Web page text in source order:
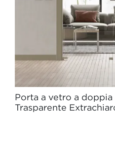
Porta a vetro a
Trasparente